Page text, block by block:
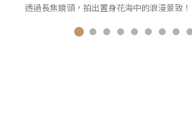
透過長焦鏡頭，拍出置身花海中的浪漫景致！